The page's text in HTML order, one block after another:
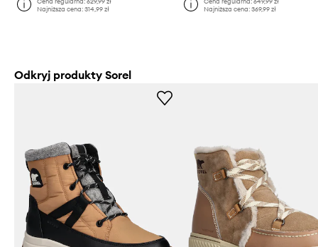
Najniższa cena:314,99 zł
Najniższa cena: 369,99 zł
Odkryj produkty Sorel